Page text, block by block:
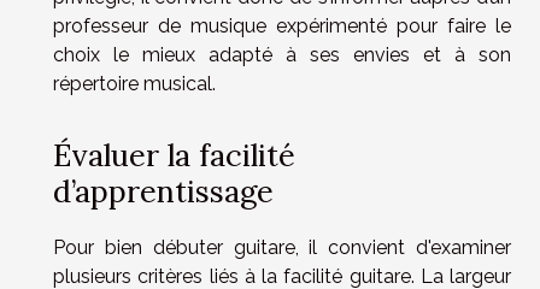
professeur de musique expérimenté pour faire le
choix le mieux adapté à ses envies et à son
répertoire musical.
Évaluer la facilité
d’apprentissage
Pour bien débuter guitare, il convient d'examiner
plusieurs critères liés à la facilité guitare. La largeur